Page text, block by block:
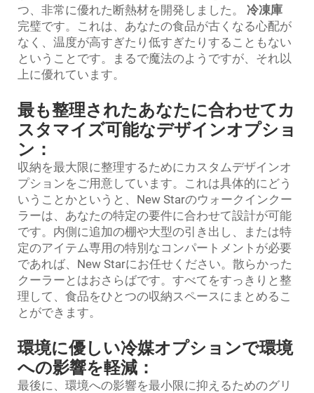
つ、非常に優れた断熱材を開発しました。 冷凍庫
完璧です。これは、あなたの食品が古くなる心配が
なく、温度が高すぎたり低すぎたりすることもない
ということです。まるで魔法のようですが、それ以
上に優れています。
最も整理されたあなたに合わせてカ
スタマイズ可能なデザインオプショ
ン：
収納を最大限に整理するためにカスタムデザインオ
プションをご用意しています。これは具体的にどう
いうことかというと、New Starのウォークインクー
ラーは、あなたの特定の要件に合わせて設計が可能
です。内側に追加の棚や大型の引き出し、または特
定のアイテム専用の特別なコンパートメントが必要
であれば、New Starにお任せください。散らかった
クーラーとはおさらばです。すべてをすっきりと整
理して、食品をひとつの収納スペースにまとめるこ
とができます。
環境に優しい冷媒オプションで環境
への影響を軽減：
最後に、環境への影響を最小限に抑えるためのグリ